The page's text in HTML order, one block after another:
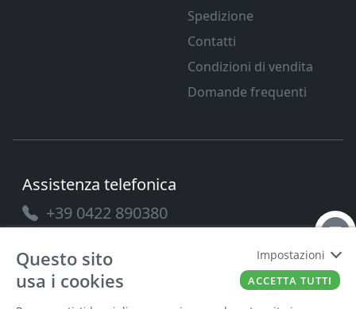
Spedizione
Contatti
Condizioni di vendita
Domande frequenti
Assistenza telefonica
+39 0422 890380
Questo sito
usa i cookies
Impostazioni
ACCETTA TUTTI